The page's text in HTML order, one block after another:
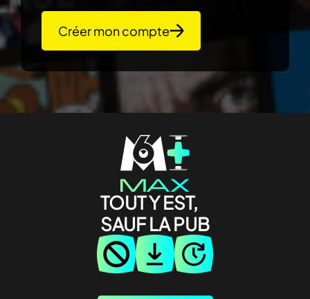
Créer mon compte
TOUT Y EST,
SAUF LA PUB